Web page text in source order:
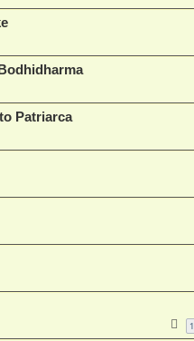
Patriarca
1